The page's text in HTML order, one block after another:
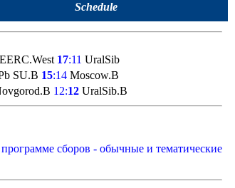
Schedule
17:11 UralSib
SU.B 15:14Moscow.B
12:12 UralSib.B
сборов - обычные и тематические